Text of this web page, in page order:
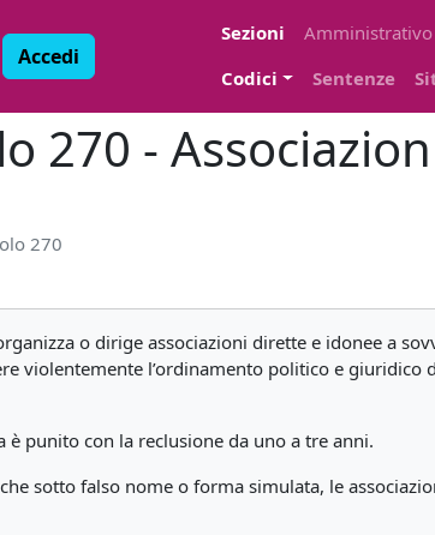
Accedi
Sezioni
Amministrativo
Codici
Sentenze
270 -
270
o dirige associazioni dirette e idonee a
violentemente l’ordinamento politico e giuridico
punito con la reclusione da uno a tre anni.
sotto falso nome o forma simulata, le